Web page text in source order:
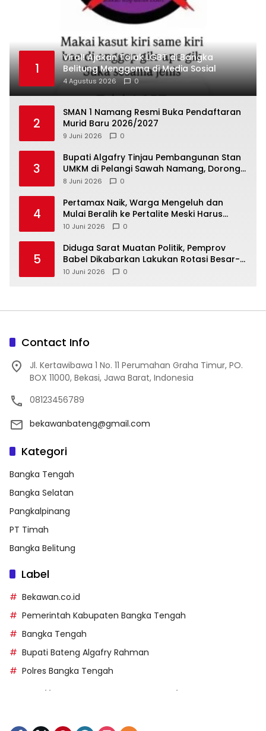
1
Viral! Ajakan Tolak LGBT di Bangka
Belitung Menggema di Media Sosial
4 Agustus 2026 0
2
SMAN 1 Namang Resmi Buka Pendaftaran
Murid Baru 2026/2027
9 Juni 2026 0
3
‎Bupati Algafry Tinjau Pembangunan Stan
UMKM di Pelangi Sawah Namang, Dorong
Wisata dan Ekonomi Lokal Kian Tertata
8 Juni 2026 0
4
‎Pertamax Naik, Warga Mengeluh dan
Mulai Beralih ke Pertalite Meski Harus
10 Juni 2026 0
5
‎Diduga Sarat Muatan Politik, Pemprov
Babel Dikabarkan Lakukan Rotasi Besar-
10 Juni 2026 0
Contact Info
Jl. Kertawibawa 1 No. 11 Perumahan Graha Timur, PO.
BOX 11000, Bekasi, Jawa Barat, Indonesia
08123456789
bekawanbateng@gmail.com
Kategori
Bangka Tengah
Bangka Selatan
Pangkalpinang
PT Timah
Bangka Belitung
Label
Bekawan.co.id
Pemerintah Kabupaten Bangka Tengah
Bangka Tengah
Bupati Bateng Algafry Rahman
Polres Bangka Tengah